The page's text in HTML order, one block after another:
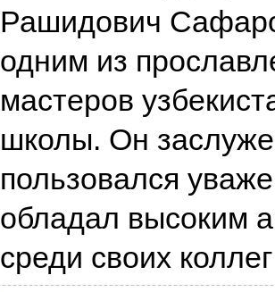
Рашидович
одним из
мастеров
школы. Он
пользовался
обладал высоким
среди своих